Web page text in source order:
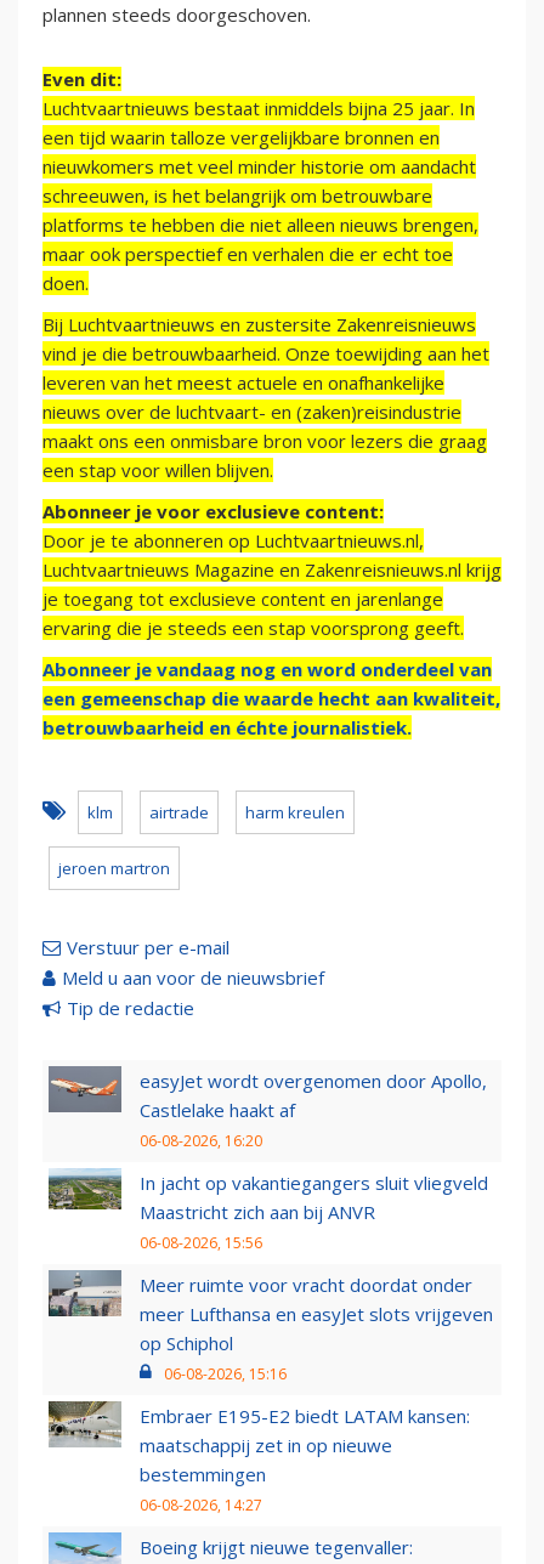
plannen steeds doorgeschoven.
Even dit:
Luchtvaartnieuws bestaat inmiddels bijna 25 jaar. In
een tijd waarin talloze vergelijkbare bronnen en
nieuwkomers met veel minder historie om aandacht
schreeuwen, is het belangrijk om betrouwbare
platforms te hebben die niet alleen nieuws brengen,
maar ook perspectief en verhalen die er echt toe
doen.
Bij Luchtvaartnieuws en zustersite Zakenreisnieuws
vind je die betrouwbaarheid. Onze toewijding aan het
leveren van het meest actuele en onafhankelijke
nieuws over de luchtvaart- en (zaken)reisindustrie
maakt ons een onmisbare bron voor lezers die graag
een stap voor willen blijven.
Abonneer je voor exclusieve content:
Door je te abonneren op Luchtvaartnieuws.nl,
Luchtvaartnieuws Magazine en Zakenreisnieuws.nl krijg
je toegang tot exclusieve content en jarenlange
ervaring die je steeds een stap voorsprong geeft.
Abonneer je vandaag nog en word onderdeel van
een gemeenschap die waarde hecht aan kwaliteit,
betrouwbaarheid en échte journalistiek.
klm airtrade harm kreulen
jeroen martron
Verstuur per e-mail
Meld u aan voor de nieuwsbrief
Tip de redactie
easyJet wordt overgenomen door Apollo,
Castlelake haakt af
06-08-2026, 16:20
In jacht op vakantiegangers sluit vliegveld
Maastricht zich aan bij ANVR
06-08-2026, 15:56
Meer ruimte voor vracht doordat onder
meer Lufthansa en easyJet slots vrijgeven
op Schiphol
06-08-2026, 15:16
Embraer E195-E2 biedt LATAM kansen:
maatschappij zet in op nieuwe
bestemmingen
06-08-2026, 14:27
Boeing krijgt nieuwe tegenvaller: